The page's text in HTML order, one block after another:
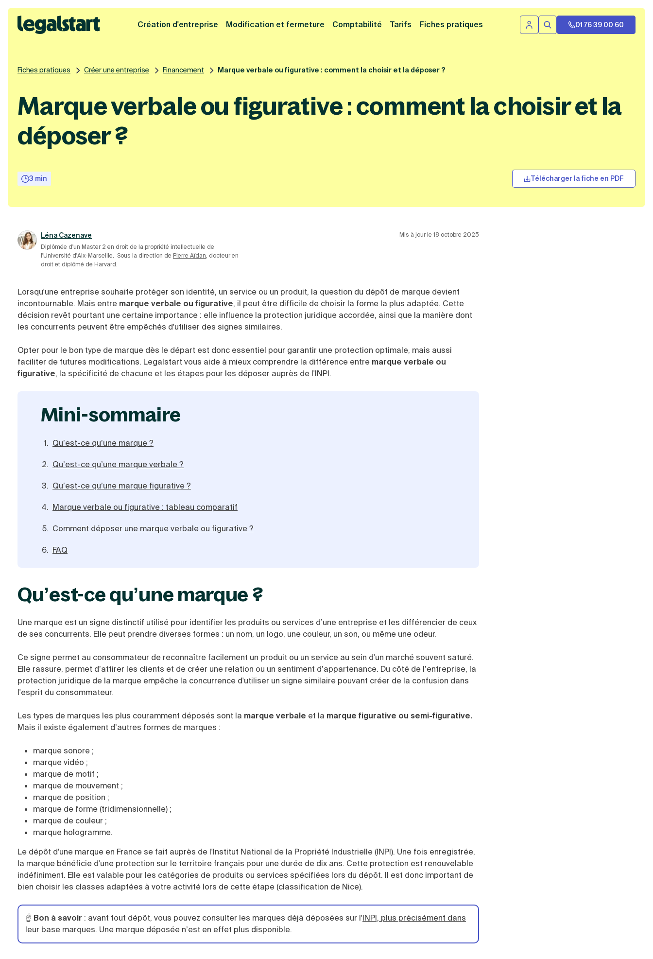
Cliquez ici pour reprendre votre démarche Fermer la bannière
Legalstart
Création d'entreprise Modification et fermeture Comptabilité Tarifs Fiches pratiques Se connecter
Rechercher01 76 39 00 60
Fiches pratiques Créer une entreprise Financement Marque verbale ou figurative : comment la choisir et la déposer ?
Marque verbale ou figurative : comment la choisir et la
déposer ?
3 min Télécharger la fiche en PDF
Léna Cazenave
Diplômée d'un Master 2 en droit de la propriété intellectuelle de
l'Université d'Aix-Marseille. Sous la direction de Pierre Aïdan, docteur en
droit et diplômé de Harvard.
Mis à jour le 18 octobre 2025
Lorsqu'une entreprise souhaite protéger son identité, un service ou un produit, la question du dépôt de marque devient
incontournable. Mais entre marque verbale ou figurative, il peut être difficile de choisir la forme la plus adaptée. Cette
décision revêt pourtant une certaine importance : elle influence la protection juridique accordée, ainsi que la manière dont
les concurrents peuvent être empêchés d'utiliser des signes similaires.
Opter pour le bon type de marque dès le départ est donc essentiel pour garantir une protection optimale, mais aussi
faciliter de futures modifications. Legalstart vous aide à mieux comprendre la différence entre marque verbale ou
figurative, la spécificité de chacune et les étapes pour les déposer auprès de l'INPI.
mini-sommaire
Qu’est-ce qu’une marque ?
Qu’est-ce qu’une marque verbale ?
Qu’est-ce qu’une marque figurative ?
Marque verbale ou figurative : tableau comparatif
Comment déposer une marque verbale ou figurative ?
FAQ
Qu’est-ce qu’une marque ?
Une marque est un signe distinctif utilisé pour identifier les produits ou services d’une entreprise et les différencier de ceux
de ses concurrents. Elle peut prendre diverses formes : un nom, un logo, une couleur, un son, ou même une odeur.
Ce signe permet au consommateur de reconnaître facilement un produit ou un service au sein d'un marché souvent saturé.
Elle rassure, permet d’attirer les clients et de créer une relation ou un sentiment d’appartenance. Du côté de l’entreprise, la
protection juridique de la marque empêche la concurrence d'utiliser un signe similaire pouvant créer de la confusion dans
l'esprit du consommateur.
Les types de marques les plus couramment déposés sont la marque verbale et la marque figurative ou semi-figurative.
Mais il existe également d’autres formes de marques :
marque sonore ;
marque vidéo ;
marque de motif ;
marque de mouvement ;
marque de position ;
marque de forme (tridimensionnelle) ;
marque de couleur ;
marque hologramme.
Le dépôt d'une marque en France se fait auprès de l'Institut National de la Propriété Industrielle (INPI). Une fois enregistrée,
la marque bénéficie d'une protection sur le territoire français pour une durée de dix ans. Cette protection est renouvelable
indéfiniment. Elle est valable pour les catégories de produits ou services spécifiées lors du dépôt. Il est donc important de
bien choisir les classes adaptées à votre activité lors de cette étape (classification de Nice).
☝️ Bon à savoir : avant tout dépôt, vous pouvez consulter les marques déjà déposées sur l'INPI, plus précisément dans
leur base marques. Une marque déposée n’est en effet plus disponible.